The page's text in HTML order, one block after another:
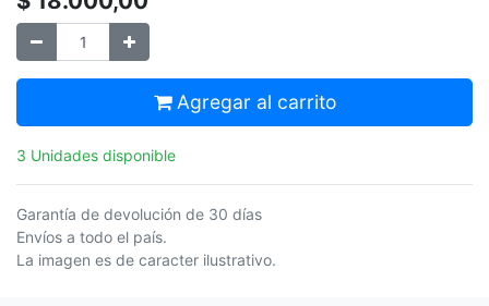
Agregar al carrito
3 Unidades disponible
Garantía de devolución de 30 días
Envíos a todo el país.
La imagen es de caracter ilustrativo.